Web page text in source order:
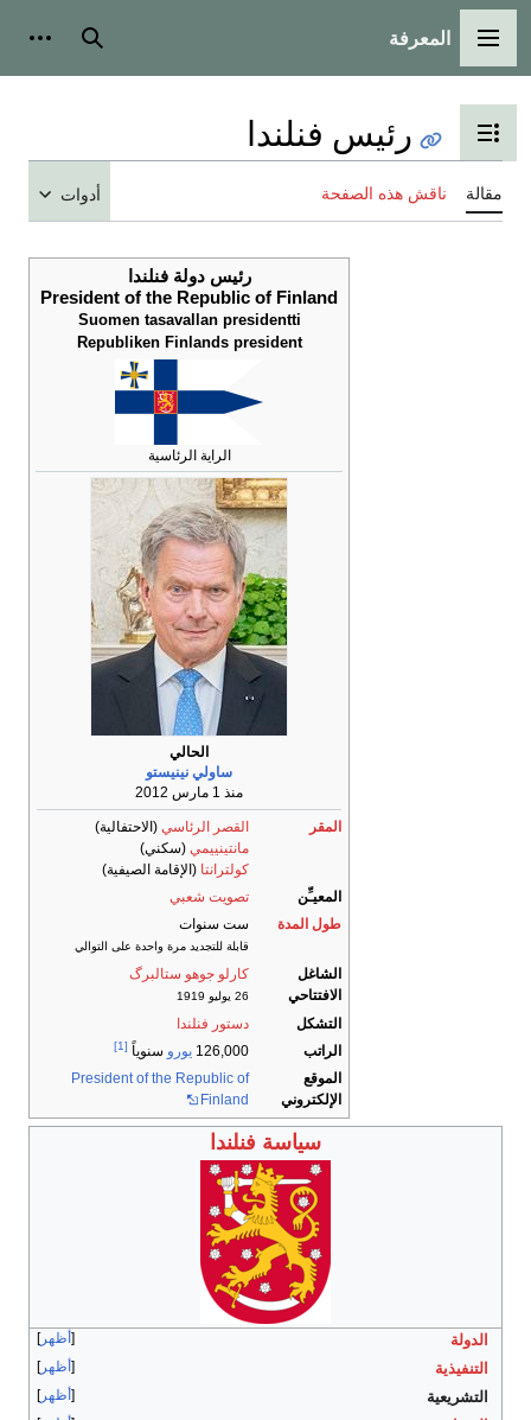
القائمة الرئيسية
المعرفة بحث
تبديل عرض جدول المحتويات
رئيس فنلندا
مقالة ناقش هذه الصفحة أدوات
رئيس دولة فنلندا
President of the Republic of Finland
Suomen tasavallan presidentti
Republiken Finlands president
الراية الرئاسية
الحالي
ساولي نينيستو
منذ 1 مارس 2012
المقر القصر الرئاسي (الاحتفالية)
مانتينييمي (سكني)
كولترانتا (الإقامة الصيفية)
المعيـِّن
تصويت شعبي
طول المدة
ست سنوات
قابلة للتجديد مرة واحدة على التوالي
الشاغل
الافتتاحي
كارلو جوهو ستالبرگ
26 يوليو 1919
التشكل
دستور فنلندا
الراتب
126,000 يورو سنوياً [1]
الموقع
الإلكتروني
President of the Republic of
Finland
سياسة فنلندا
أظهر الدولة
أظهر التنفيذية
أظهر التشريعية